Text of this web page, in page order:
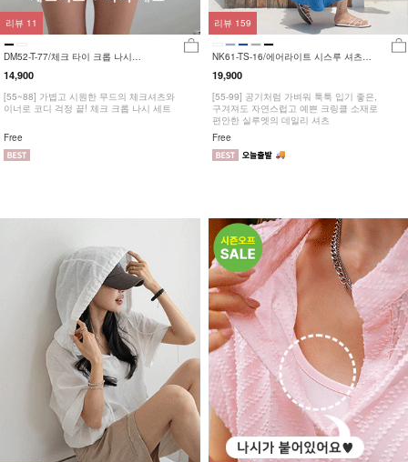
DM52-T-77/체크 타이 크롭 나시
SET_HR
14,900
[55~88] 가볍고 시원한 무드의 체크셔츠와
이너로 코디 걱정 끝! 체크 크롭 나시 세트
Free
리뷰 11
NK61-TS-16/에어라이트 시스루 셔츠
_HR
19,900
[55-99] 공기처럼 가벼워 툭툭 입기 좋은,
구겨져도 자연스럽고 예쁜 크링클 소재로
편안한 실루엣의 데일리 셔츠
Free
리뷰 159